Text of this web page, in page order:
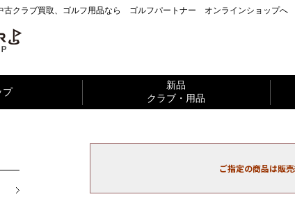
古クラブ買取、ゴルフ用品なら ゴルフパートナー オンラインショップへ
プ
新品
クラブ・用品
ご指定の商品は販